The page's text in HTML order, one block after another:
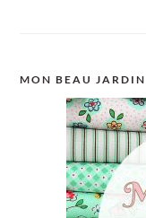
MON BEAU